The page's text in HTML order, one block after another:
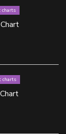
charts
charts